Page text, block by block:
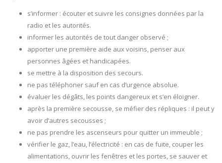
s’informer : écouter et suivre les consignes données par la
radio et les autorités.
informer les autorités de tout danger observé ;
apporter une première aide aux voisins, penser aux
personnes âgées et handicapées.
se mettre à la disposition des secours.
ne pas téléphoner sauf en cas d’urgence absolue.
évaluer les dégâts, les points dangereux et s’en éloigner.
après la première secousse, se méfier des répliques : il peut y
avoir d’autres secousses ;
ne pas prendre les ascenseurs pour quitter un immeuble ;
vérifier le gaz, l’eau, l’électricité : en cas de fuite, couper les
alimentations, ouvrir les fenêtres et les portes, se sauver et